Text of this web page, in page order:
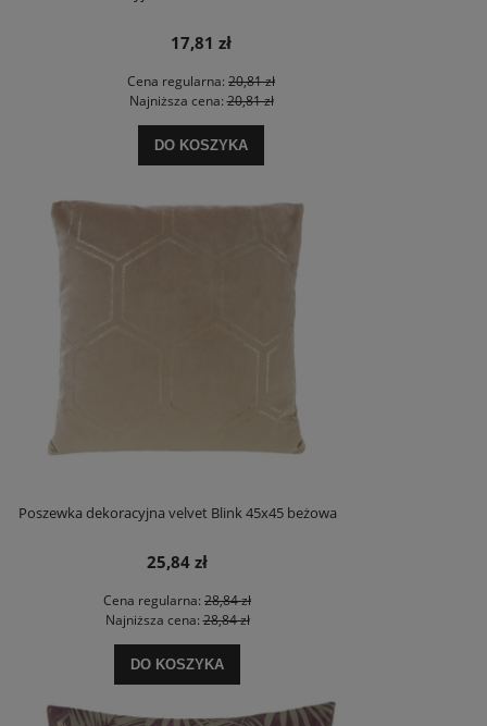
17,81 zł
Cena regularna: 20,81 zł
Najniższa cena:20,81 zł
DO KOSZYKA
Poszewka dekoracyjna velvet Blink 45x45 beżowa
25,84 zł
Cena regularna: 28,84 zł
Najniższa cena:28,84 zł
DO KOSZYKA